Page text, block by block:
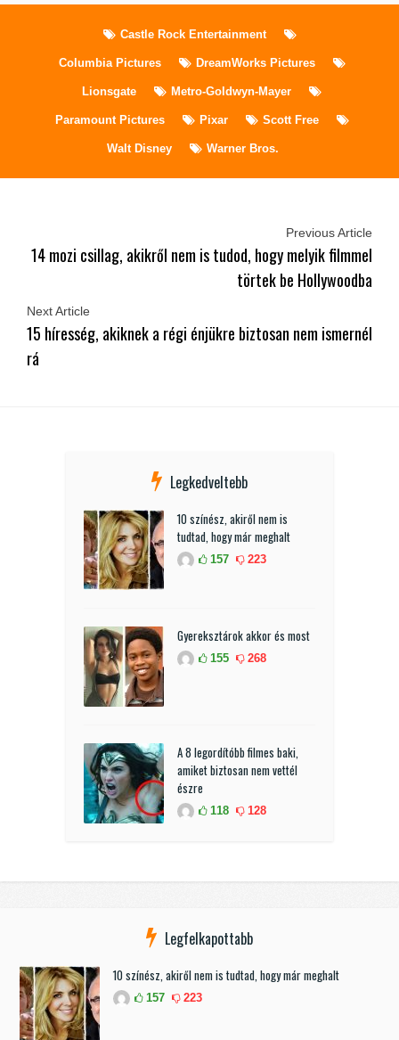
Castle Rock Entertainment
Columbia Pictures DreamWorks Pictures
Lionsgate Metro-Goldwyn-Mayer
Paramount Pictures Pixar Scott Free
Walt Disney Warner Bros.
Previous Article
14 mozi csillag, akikről nem is tudod, hogy melyik filmmel
törtek be Hollywoodba
Next Article
15 híresség, akiknek a régi énjükre biztosan nem ismernél
rá
Legkedveltebb
10 színész, akiről nem is
tudtad, hogy már meghalt
157 223
Gyereksztárok akkor és most
155 268
A 8 legordítóbb filmes baki,
amiket biztosan nem vettél
észre
118 128
Legfelkapottabb
10 színész, akiről nem is tudtad, hogy már meghalt
157 223